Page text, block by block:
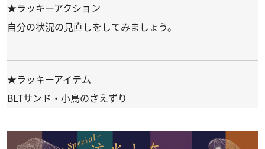
★ラッキーアクション
自分の状況の見直しをしてみましょう。
★ラッキーアイテム
BLTサンド・小鳥のさえずり